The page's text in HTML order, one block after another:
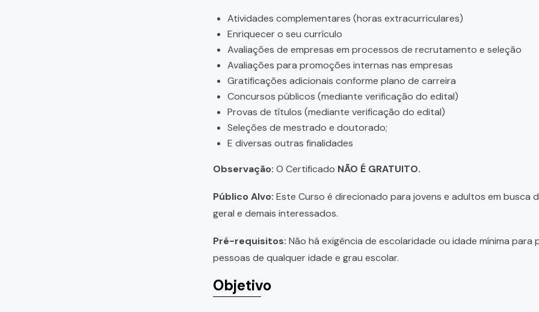
Atividades complementares (horas extracurriculares)
Enriquecer o seu currículo
Avaliações de empresas em processos de recrutamento e seleção
Avaliações para promoções internas nas empresas
Gratificações adicionais conforme plano de carreira
Concursos públicos (mediante verificação do edital)
Provas de títulos (mediante verificação do edital)
Seleções de mestrado e doutorado;
E diversas outras finalidades
Observação: O Certificado NÃO É GRATUITO.
Público Alvo: Este Curso é direcionado para jovens e adultos em busca
geral e demais interessados.
Pré-requisitos: Não há exigência de escolaridade ou idade mínima
pessoas de qualquer idade e grau escolar.
Objetivo